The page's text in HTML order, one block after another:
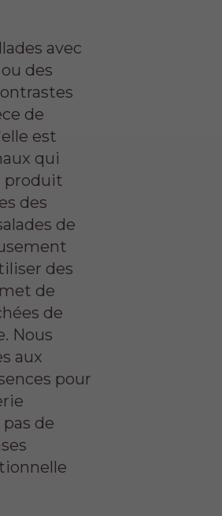
avec
ou des
de
est
qui
produit
des
de
des
de
de
Nous
aux
pour
de